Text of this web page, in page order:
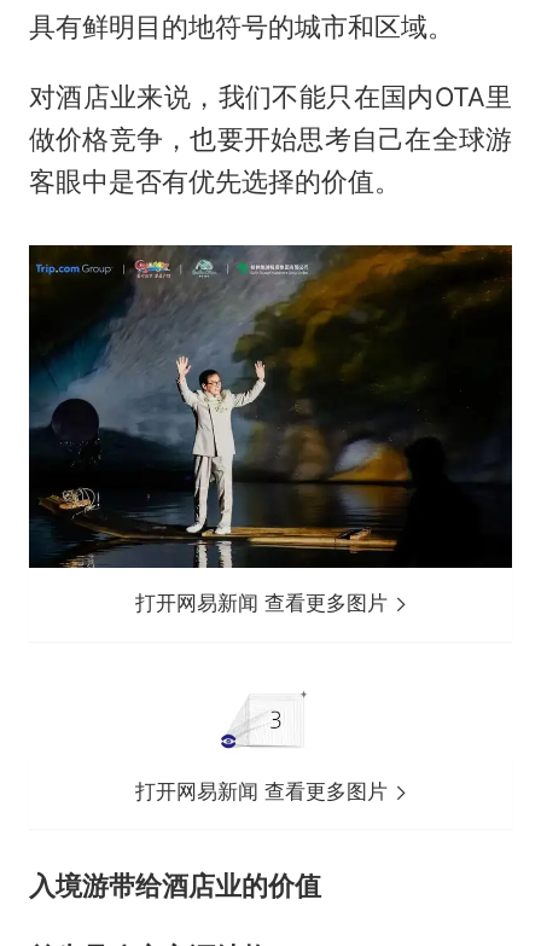
具有鲜明目的地符号的城市和区域。
对酒店业来说，我们不能只在国内OTA里
做价格竞争，也要开始思考自己在全球游
客眼中是否有优先选择的价值。
打开网易新闻 查看更多图片
打开网易新闻 查看更多图片
入境游带给酒店业的价值